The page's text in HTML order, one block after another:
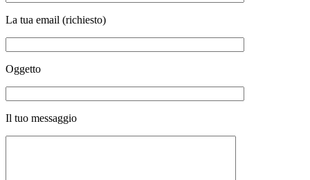
La tua email (richiesto)
Oggetto
Il tuo messaggio